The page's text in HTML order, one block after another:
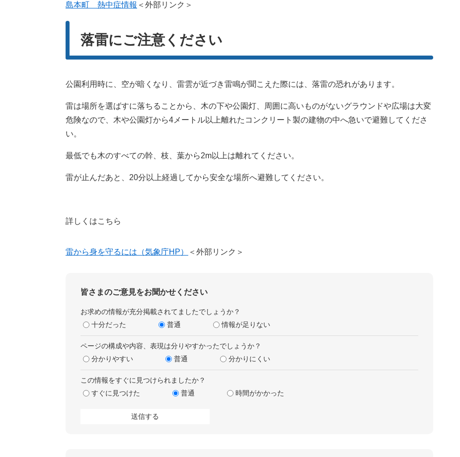
島本町 熱中症情報 ＜外部リンク＞
落雷にご注意ください
公園利用時に、空が暗くなり、雷雲が近づき雷鳴が聞こえた際には、落雷の恐れがあります。
雷は場所を選ばすに落ちることから、木の下や公園灯、周囲に高いものがないグラウンドや広場は大変
危険なので、木や公園灯から4メートル以上離れたコンクリート製の建物の中へ急いで避難してくださ
い。
最低でも木のすべての幹、枝、葉から2m以上は離れてください。
雷が止んだあと、20分以上経過してから安全な場所へ避難してください。
詳しくはこちら
雷から身を守るには（気象庁HP） ＜外部リンク＞
皆さまのご意見をお聞かせください
お求めの情報が充分掲載されてましたでしょうか？
十分だった
普通 情報が足りない
ページの構成や内容、表現は分りやすかったでしょうか？
分かりやすい
普通 分かりにくい
この情報をすぐに見つけられましたか？
すぐに見つけた
普通 時間がかかった